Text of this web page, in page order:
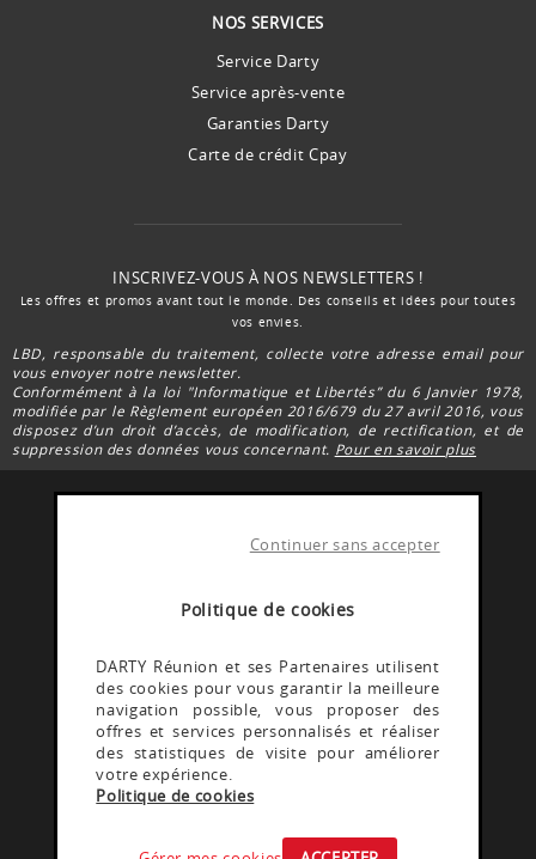
Politique de cookies
Continuer sans accepter
DARTY Réunion et ses Partenaires utilisent
des cookies pour vous garantir la meilleure
navigation possible, vous proposer des
offres et services personnalisés et réaliser
des statistiques de visite pour améliorer
votre expérience.
Politique de cookies
NOS SERVICES
Service Darty
Service après-vente
Garanties Darty
Carte de crédit Cpay
INSCRIVEZ-VOUS À NOS NEWSLETTERS !
Les offres et promos avant tout le monde. Des conseils et idées pour toutes
vos envies.
LBD, responsable du traitement, collecte votre adresse email pour
vous envoyer notre newsletter.
Conformément à la loi "Informatique et Libertés” du 6 Janvier 1978,
modifiée par le Règlement européen 2016/679 du 27 avril 2016, vous
disposez d’un droit d’accès, de modification, de rectification, et de
suppression des données vous concernant. Pour en savoir plus
FACEBOOK DARTY
Rejoignez la communauté Darty Réunion
INSTAGRAM DARTY
Découvrez les coulisses @Dartyreunion
YOUTUBE DARTY
Rejoignez la communauté Darty reunion